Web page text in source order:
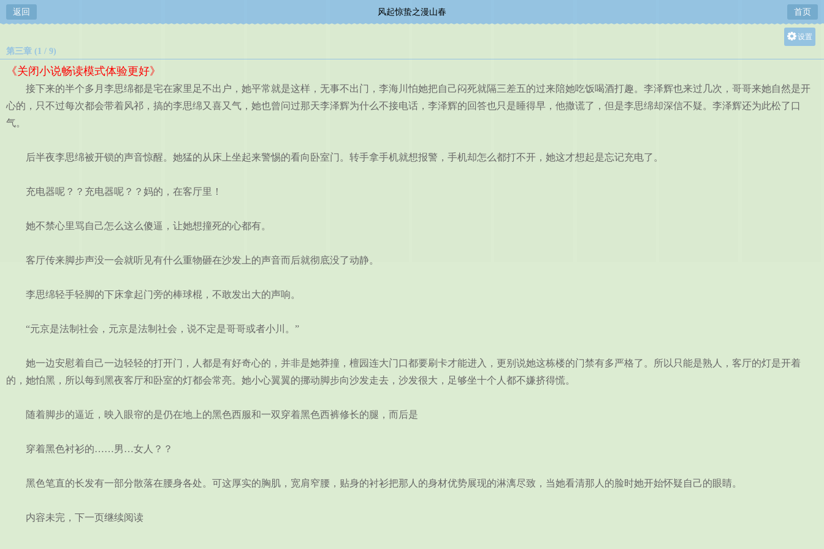
返回 风起惊蛰之漫山春 首页
设置
中
小
第三章 (1 / 9)
《关闭小说畅读模式体验更好》
接下来的半个多月李思绵都是宅在家里足不出户，她平常就是这样，无事不出门，李海川怕她把自己闷死就隔三差五的过来陪她吃饭喝酒打趣。李泽辉也来过几次，哥哥来她自然是开
心的，只不过每次都会带着风祁，搞的李思绵又喜又气，她也曾问过那天李泽辉为什么不接电话，李泽辉的回答也只是睡得早，他撒谎了，但是李思绵却深信不疑。李泽辉还为此松了口
气。
后半夜李思绵被开锁的声音惊醒。她猛的从床上坐起来警惕的看向卧室门。转手拿手机就想报警，手机却怎么都打不开，她这才想起是忘记充电了。
充电器呢？？充电器呢？？妈的，在客厅里！
她不禁心里骂自己怎么这么傻逼，让她想撞死的心都有。
客厅传来脚步声没一会就听见有什么重物砸在沙发上的声音而后就彻底没了动静。
李思绵轻手轻脚的下床拿起门旁的棒球棍，不敢发出大的声响。
“元京是法制社会，元京是法制社会，说不定是哥哥或者小川。”
她一边安慰着自己一边轻轻的打开门，人都是有好奇心的，并非是她莽撞，檀园连大门口都要刷卡才能进入，更别说她这栋楼的门禁有多严格了。所以只能是熟人，客厅的灯是开着
的，她怕黑，所以每到黑夜客厅和卧室的灯都会常亮。她小心翼翼的挪动脚步向沙发走去，沙发很大，足够坐十个人都不嫌挤得慌。
随着脚步的逼近，映入眼帘的是仍在地上的黑色西服和一双穿着黑色西裤修长的腿，而后是
穿着黑色衬衫的……男…女人？？
黑色笔直的长发有一部分散落在腰身各处。可这厚实的胸肌，宽肩窄腰，贴身的衬衫把那人的身材优势展现的淋漓尽致，当她看清那人的脸时她开始怀疑自己的眼睛。
内容未完，下一页继续阅读